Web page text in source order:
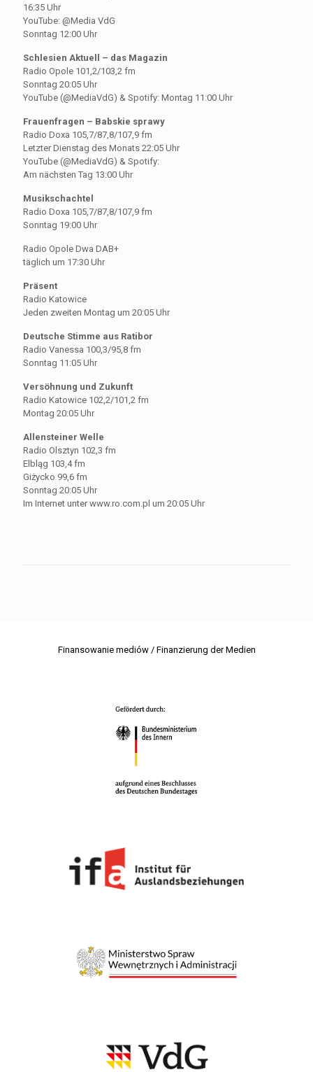
16:35 Uhr
YouTube: @Media VdG
Sonntag 12:00 Uhr
Schlesien Aktuell – das Magazin
Radio Opole 101,2/103,2 fm
Sonntag 20:05 Uhr
YouTube (@MediaVdG) & Spotify: Montag 11:00 Uhr
Frauenfragen – Babskie sprawy
Radio Doxa 105,7/87,8/107,9 fm
Letzter Dienstag des Monats 22:05 Uhr
YouTube (@MediaVdG) & Spotify:
Am nächsten Tag 13:00 Uhr
Musikschachtel
Radio Doxa 105,7/87,8/107,9 fm
Sonntag 19:00 Uhr
Radio Opole Dwa DAB+
täglich um 17:30 Uhr
Präsent
Radio Katowice
Jeden zweiten Montag um 20:05 Uhr
Deutsche Stimme aus Ratibor
Radio Vanessa 100,3/95,8 fm
Sonntag 11:05 Uhr
Versöhnung und Zukunft
Radio Katowice 102,2/101,2 fm
Montag 20:05 Uhr
Allensteiner Welle
Radio Olsztyn 102,3 fm
Elbląg 103,4 fm
Giżycko 99,6 fm
Sonntag 20:05 Uhr
Im Internet unter www.ro.com.pl um 20:05 Uhr
Finansowanie mediów / Finanzierung der Medien